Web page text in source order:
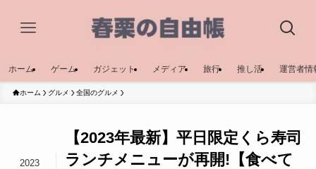
ホーム ゲーム ガジェット メディア 旅行 推し活 運営者情
ホーム グルメ 全国のグルメ
【2023年最新】平日限定くら寿司
ランチメニューが再開!【食べて
2023